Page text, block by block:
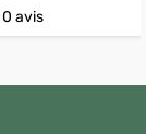
0 avis